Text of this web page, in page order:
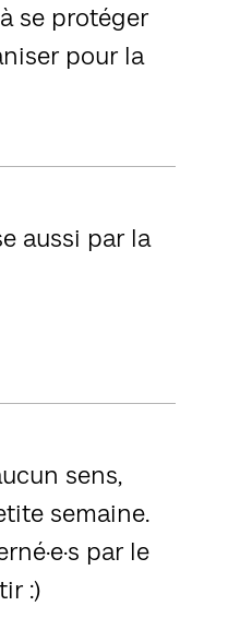
se protéger
pour la
aussi par la
sens,
semaine.
par le
:)